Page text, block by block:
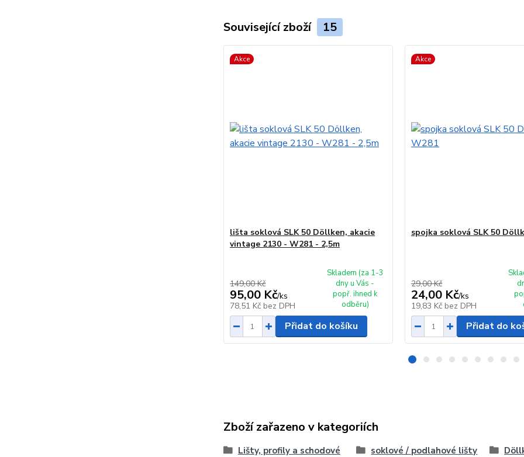
Související zboží 15
Akce
lišta soklová SLK 50 Döllken, akacie
vintage 2130 - W281 - 2,5m
149,00 Kč
95,00 Kč/ks
78,51 Kč bez DPH
Skladem (za 1-3
dny u Vás -
popř. ihned k
odběru)
Přidat do košíku
Akce
spojka soklová SLK 50
29,00 Kč
24,00 Kč/ks
19,83 Kč bez DPH
Přidat do
Zboží zařazeno v kategoriích
Lišty, profily a schodové
soklové / podlahové lišty